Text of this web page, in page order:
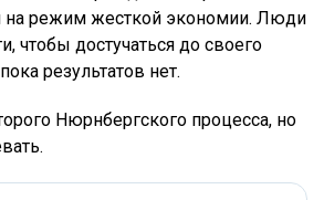
на режим жесткой экономии. Люди
чтобы достучаться до своего
результатов нет.
Нюрнбергского процесса, но